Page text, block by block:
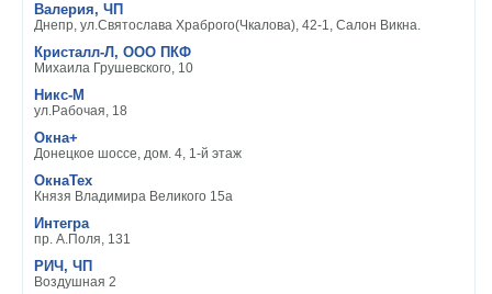
Валерия, ЧП
Днепр, ул.Святослава Храброго(Чкалова), 42-1, Салон Викна.
Кристалл-Л, ООО ПКФ
Михаила Грушевского, 10
Никс-М
ул.Рабочая, 18
Окна+
Донецкое шоссе, дом. 4, 1-й этаж
ОкнаТех
Князя Владимира Великого 15а
Интегра
пр. А.Поля, 131
РИЧ, ЧП
Воздушная 2